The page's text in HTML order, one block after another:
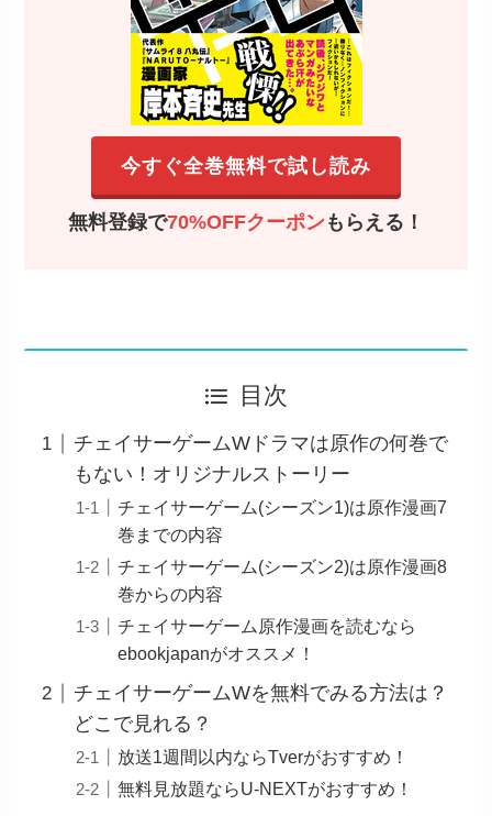
今すぐ全巻無料で試し読み
無料登録で70%OFFクーポン もらえる！
目次
チェイサーゲームWドラマは原作の何巻で
もない！オリジナルストーリー
チェイサーゲーム(シーズン1)は原作漫画7
巻までの内容
チェイサーゲーム(シーズン2)は原作漫画8
巻からの内容
チェイサーゲーム原作漫画を読むなら
ebookjapanがオススメ！
チェイサーゲームWを無料でみる方法は？
どこで見れる？
放送1週間以内ならTverがおすすめ！
無料見放題ならU-NEXTがおすすめ！